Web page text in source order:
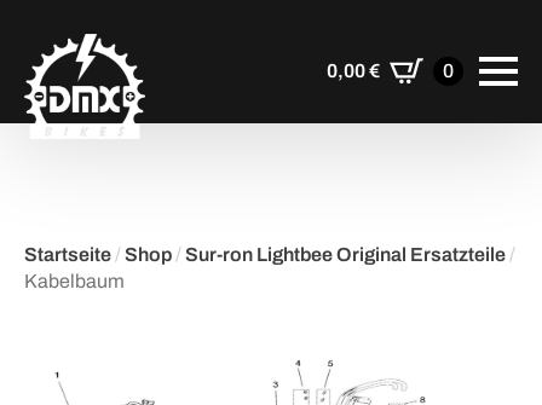
0,00€ 0
Startseite / Shop / Sur-ron Lightbee Original Ersatzteile /
Kabelbaum